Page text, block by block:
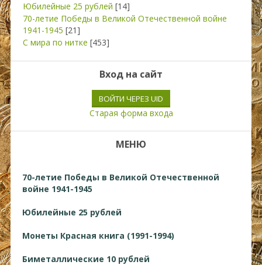
Юбилейные 25 рублей [14]
70-летие Победы в Великой Отечественной войне
1941-1945 [21]
С мира по нитке [453]
Вход на сайт
ВОЙТИ ЧЕРЕЗ UID
Старая форма входа
МЕНЮ
70-летие Победы в Великой Отечественной
войне 1941-1945
Юбилейные 25 рублей
Монеты Красная книга (1991-1994)
Биметаллические 10 рублей